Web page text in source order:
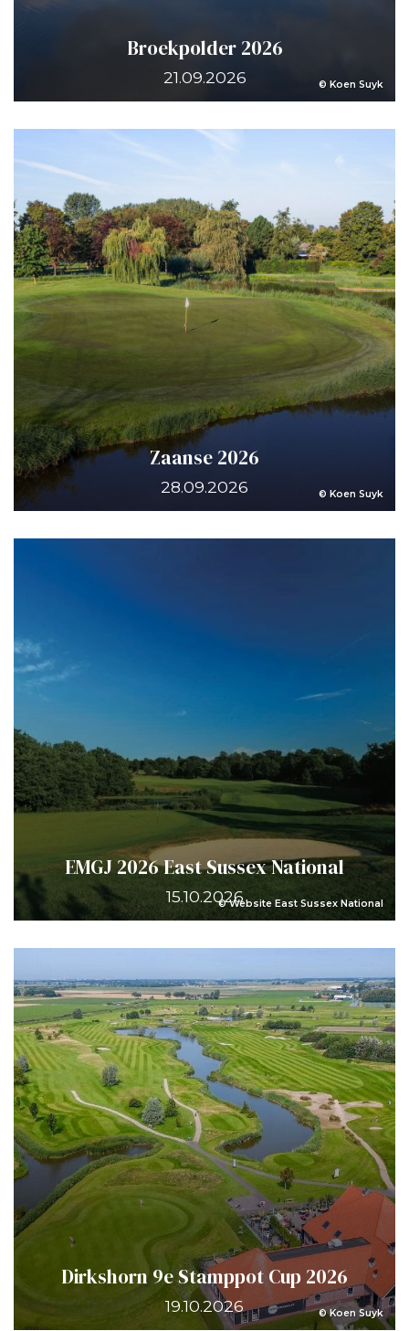
© Koen Suyk
Broekpolder 2026
21.09.2026
© Koen Suyk
Zaanse 2026
28.09.2026
© Website East Sussex National
EMGJ 2026 East Sussex National
15.10.2026
© Koen Suyk
Dirkshorn 9e Stamppot Cup 2026
19.10.2026